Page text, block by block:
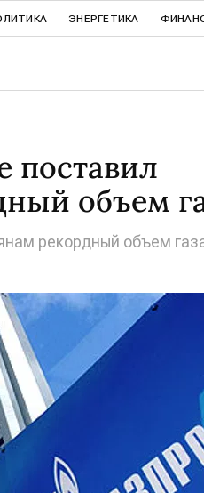
ЭНЕРГЕТИКА
поставил
объем
рекордный объем